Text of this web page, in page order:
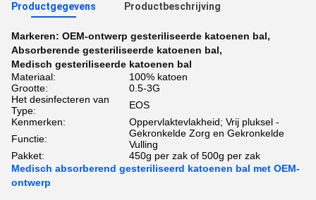
Productgegevens Productbeschrijving
Markeren: OEM-ontwerp gesteriliseerde katoenen bal,
Absorberende gesteriliseerde katoenen bal,
Medisch gesteriliseerde katoenen bal
Materiaal:
100% katoen
Grootte:
0.5-3G
Het desinfecteren van
Type:
EOS
Kenmerken:
Oppervlaktevlakheid; Vrij pluksel -
Functie:
Gekronkelde Zorg en Gekronkelde
Vulling
Pakket:
450g per zak of 500g per zak
Medisch absorberend gesteriliseerd katoenen bal met OEM-
ontwerp